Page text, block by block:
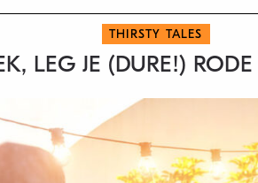
THIRSTY TALES
LEG JE (DURE!)